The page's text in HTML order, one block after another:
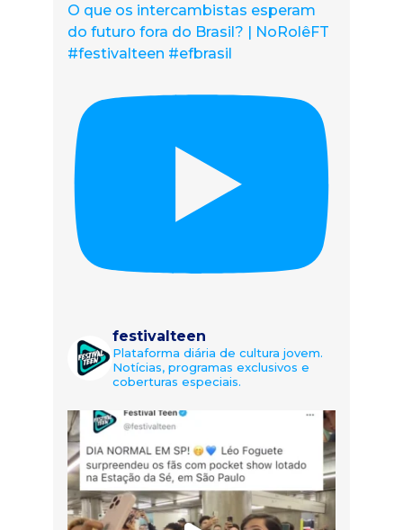
O que os intercambistas esperam
do futuro fora do Brasil? | NoRolêFT
#festivalteen #efbrasil
festivalteen
Plataforma diária de cultura jovem.
Notícias, programas exclusivos e
coberturas especiais.